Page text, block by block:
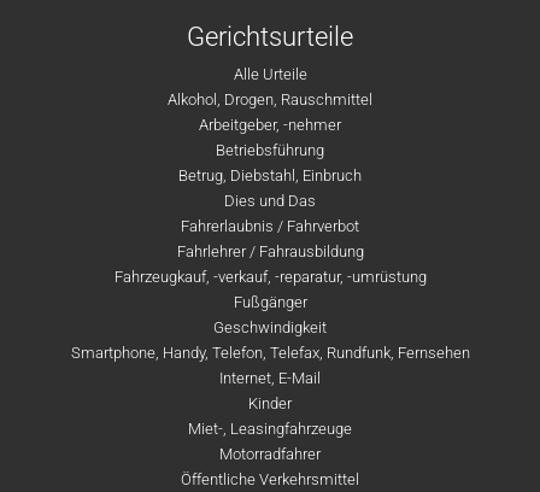
Gerichtsurteile
Alle Urteile
Alkohol, Drogen, Rauschmittel
Arbeitgeber, -nehmer
Betriebsführung
Betrug, Diebstahl, Einbruch
Dies und Das
Fahrerlaubnis / Fahrverbot
Fahrlehrer / Fahrausbildung
Fahrzeugkauf, -verkauf, -reparatur, -umrüstung
Fußgänger
Geschwindigkeit
Smartphone, Handy, Telefon, Telefax, Rundfunk, Fernsehen
Internet, E-Mail
Kinder
Miet-, Leasingfahrzeuge
Motorradfahrer
Öffentliche Verkehrsmittel